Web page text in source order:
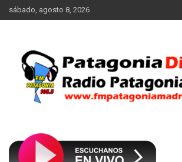
Saltar
al
sábado, agosto 8, 2026
FM Patagonia Madryn